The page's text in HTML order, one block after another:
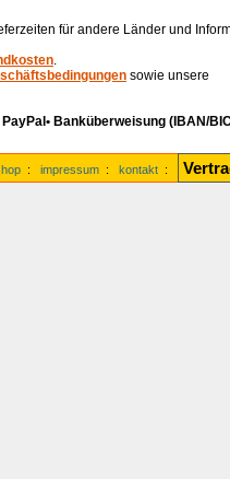
für andere Länder und
.
sowie unsere
• Banküberweisung (IBAN/
: impressum : kontakt :